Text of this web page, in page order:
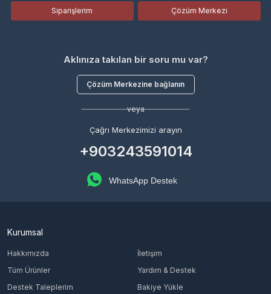
Siparişlerim Çözüm Merkezi
Aklınıza takılan bir soru mu var?
Çözüm Merkezine bağlanın
veya
Çağrı Merkezimizi arayın
+903243591014
WhatsApp Destek
Kurumsal
Hakkımızda
İletişim
Tüm Ürünler
Yardım & Destek
Destek Taleplerim
Bakiye Yükle